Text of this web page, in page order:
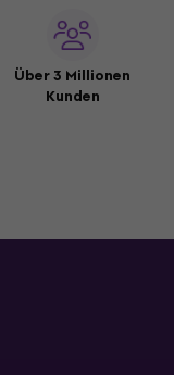
Über 3 Millionen
Kunden